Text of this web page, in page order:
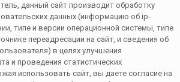
данный сайт производит обработку
данных (информацию об ip-
типе и версии операционной системы, типе
переадресации на сайт, и сведения об
в целях улучшения
и проведения статистических
использовать сайт, вы даете согласие на